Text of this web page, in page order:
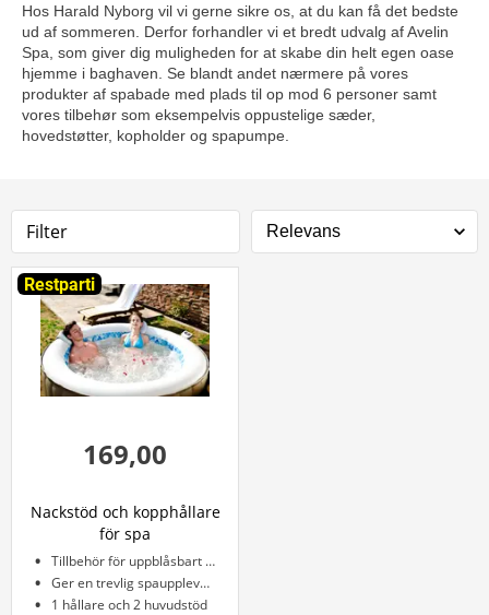
Hos Harald Nyborg vil vi gerne sikre os, at du kan få det bedste
ud af sommeren. Derfor forhandler vi et bredt udvalg af Avelin
Spa, som giver dig muligheden for at skabe din helt egen oase
hjemme i baghaven. Se blandt andet nærmere på vores
produkter af spabade med plads til op mod 6 personer samt
vores tilbehør som eksempelvis oppustelige sæder,
hovedstøtter, kopholder og spapumpe.
Filter
Restparti
169,00
Nackstöd och kopphållare
för spa
Tillbehör för uppblåsbart spa från Avenli
Ger en trevlig spaupplevelse
1 hållare och 2 huvudstöd